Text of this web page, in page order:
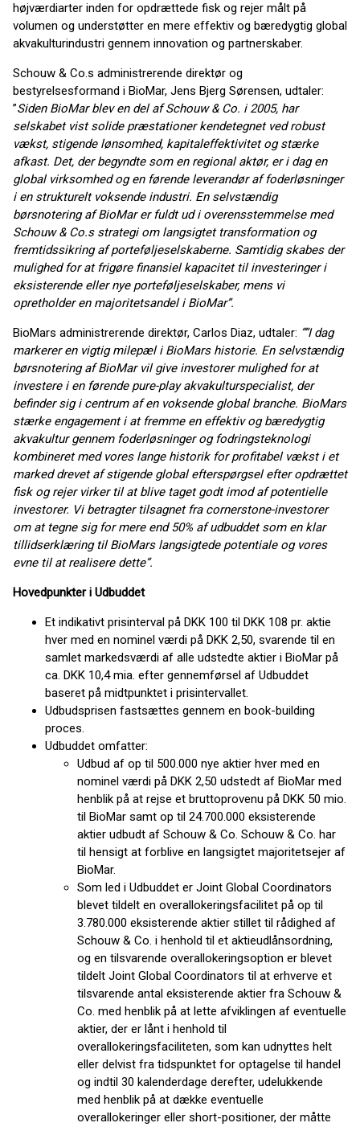
højværdiarter inden for opdrættede fisk og rejer målt på
volumen og understøtter en mere effektiv og bæredygtig global
akvakulturindustri gennem innovation og partnerskaber.
Schouw & Co.s administrerende direktør og
bestyrelsesformand i BioMar, Jens Bjerg Sørensen, udtaler:
”Siden BioMar blev en del af Schouw & Co. i 2005, har
selskabet vist solide præstationer kendetegnet ved robust
vækst, stigende lønsomhed, kapitaleffektivitet og stærke
afkast. Det, der begyndte som en regional aktør, er i dag en
global virksomhed og en førende leverandør af foderløsninger
i en strukturelt voksende industri. En selvstændig
børsnotering af BioMar er fuldt ud i overensstemmelse med
Schouw & Co.s strategi om langsigtet transformation og
fremtidssikring af porteføljeselskaberne. Samtidig skabes der
mulighed for at frigøre finansiel kapacitet til investeringer i
eksisterende eller nye porteføljeselskaber, mens vi
opretholder en majoritetsandel i BioMar”.
BioMars administrerende direktør, Carlos Diaz, udtaler: ””I dag
markerer en vigtig milepæl i BioMars historie. En selvstændig
børsnotering af BioMar vil give investorer mulighed for at
investere i en førende pure-play akvakulturspecialist, der
befinder sig i centrum af en voksende global branche. BioMars
stærke engagement i at fremme en effektiv og bæredygtig
akvakultur gennem foderløsninger og fodringsteknologi
kombineret med vores lange historik for profitabel vækst i et
marked drevet af stigende global efterspørgsel efter opdrættet
fisk og rejer virker til at blive taget godt imod af potentielle
investorer. Vi betragter tilsagnet fra cornerstone-investorer
om at tegne sig for mere end 50% af udbuddet som en klar
tillidserklæring til BioMars langsigtede potentiale og vores
evne til at realisere dette”.
Hovedpunkter i Udbuddet
Et indikativt prisinterval på DKK 100 til DKK 108 pr. aktie
hver med en nominel værdi på DKK 2,50, svarende til en
samlet markedsværdi af alle udstedte aktier i BioMar på
ca. DKK 10,4 mia. efter gennemførsel af Udbuddet
baseret på midtpunktet i prisintervallet.
Udbudsprisen fastsættes gennem en book-building
proces.
Udbuddet omfatter:
Udbud af op til 500.000 nye aktier hver med en
nominel værdi på DKK 2,50 udstedt af BioMar med
henblik på at rejse et bruttoprovenu på DKK 50 mio.
til BioMar samt op til 24.700.000 eksisterende
aktier udbudt af Schouw & Co. Schouw & Co. har
til hensigt at forblive en langsigtet majoritetsejer af
BioMar.
Som led i Udbuddet er Joint Global Coordinators
blevet tildelt en overallokeringsfacilitet på op til
3.780.000 eksisterende aktier stillet til rådighed af
Schouw & Co. i henhold til et aktieudlånsordning,
og en tilsvarende overallokeringsoption er blevet
tildelt Joint Global Coordinators til at erhverve et
tilsvarende antal eksisterende aktier fra Schouw &
Co. med henblik på at lette afviklingen af eventuelle
aktier, der er lånt i henhold til
overallokeringsfaciliteten, som kan udnyttes helt
eller delvist fra tidspunktet for optagelse til handel
og indtil 30 kalenderdage derefter, udelukkende
med henblik på at dække eventuelle
overallokeringer eller short-positioner, der måtte